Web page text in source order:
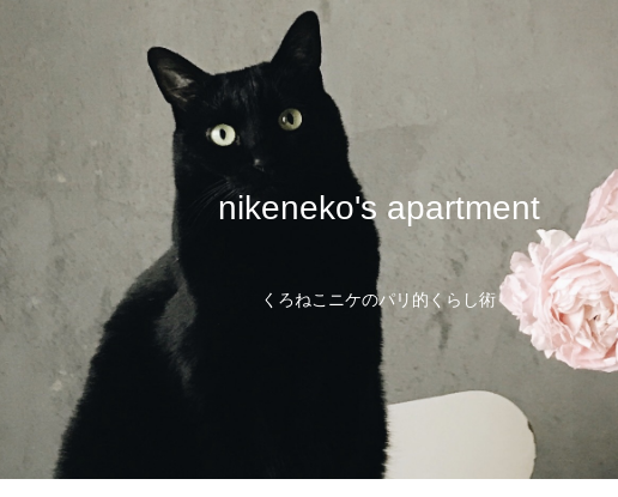
nikeneko's apartment
くろねこニケのパリ的くらし術